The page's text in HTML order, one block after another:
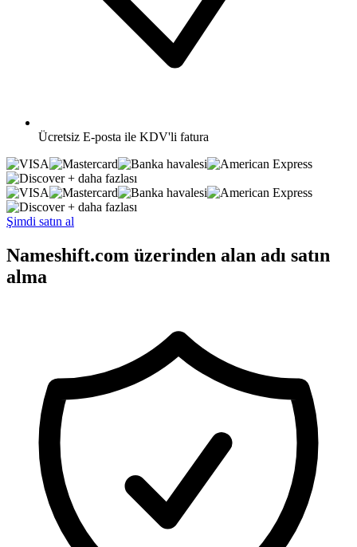
Ücretsiz E-posta ile KDV'li fatura
+ daha fazlası
+ daha fazlası
Şimdi satın al
Nameshift.com üzerinden alan adı satın
alma